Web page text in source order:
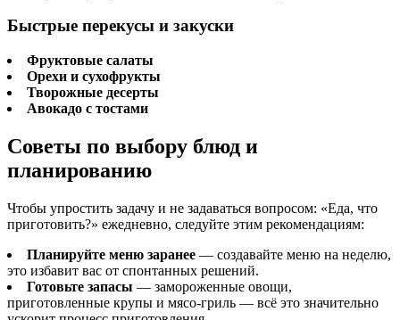
Быстрые перекусы и закуски
Фруктовые салаты
Орехи и сухофрукты
Творожные десерты
Авокадо с тостами
Советы по выбору блюд и
планированию
Чтобы упростить задачу и не задаваться вопросом: «Еда, что
приготовить?» ежедневно, следуйте этим рекомендациям:
Планируйте меню заранее — создавайте меню на неделю,
это избавит вас от спонтанных решений.
Готовьте запасы — замороженные овощи,
приготовленные крупы и мясо-гриль — всё это значительно